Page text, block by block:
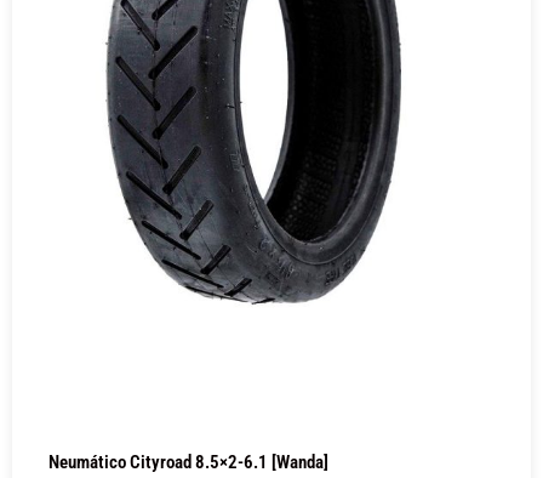
Neumático Cityroad 8.5×2-6.1 [Wanda]